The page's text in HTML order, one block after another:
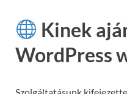
Kinek
WordPress